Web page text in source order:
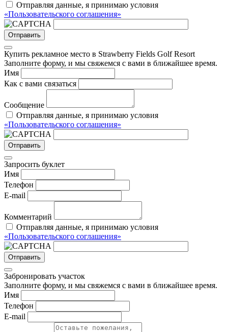
Отправляя данные, я принимаю условия
«Пользовательского соглашения»
Отправить
Купить рекламное место в Strawberry Fields Golf Resort
Заполните форму, и мы свяжемся с вами в ближайшее время.
Имя
Как с вами связаться
Сообщение
Отправляя данные, я принимаю условия
«Пользовательского соглашения»
Отправить
Запросить буклет
Имя
Телефон
E-mail
Комментарий
Отправляя данные, я принимаю условия
«Пользовательского соглашения»
Отправить
Забронировать участок
Заполните форму, и мы свяжемся с вами в ближайшее время.
Имя
Телефон
E-mail